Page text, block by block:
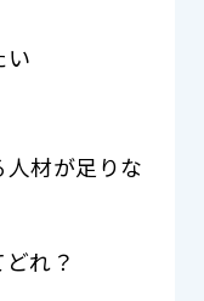
い
材が足りな
れ？